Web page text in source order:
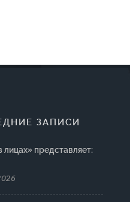
ЗАПИСИ
лицах» представляет: